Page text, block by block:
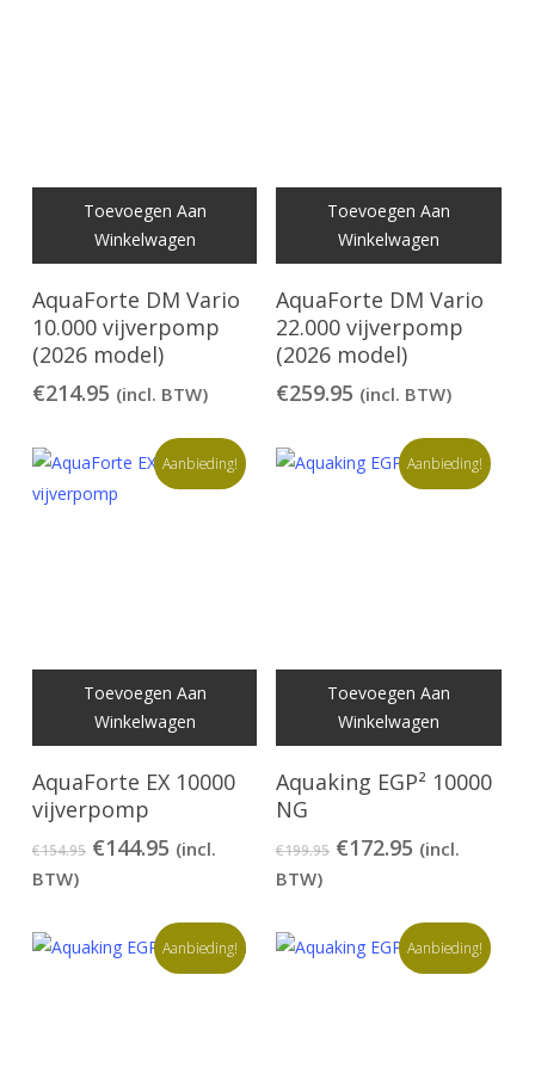
Toevoegen Aan
Winkelwagen
AquaForte DM Vario
10.000 vijverpomp
(2026 model)
€214.95 (incl. BTW)
Toevoegen Aan
Winkelwagen
AquaForte DM Vario
22.000 vijverpomp
(2026 model)
€259.95 (incl. BTW)
Aanbieding!
Toevoegen Aan
Winkelwagen
AquaForte EX 10000
vijverpomp
€154.95 Oorspronkelijke
€154.95.
€144.95Huidige
€144.95.
(incl.
BTW)
Aanbieding!
Toevoegen Aan
Winkelwagen
Aquaking EGP² 10000
NG
€199.95 Oorspronkelijke
€199.95.
€172.95 Huidige
€172.95.
(incl.
BTW)
Aanbieding! Aanbieding!